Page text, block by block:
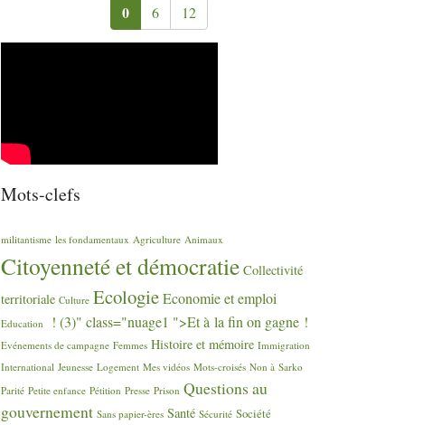
0 6 12
Mots-clefs
militantisme les fondamentaux Agriculture Animaux
Citoyenneté et démocratie Collectivité
territoriale Culture EcologieEconomie et emploi
Education ! (3)" class="nuage1 ">Et à la fin on gagne !
Evénements de campagne Femmes Histoire et mémoire Immigration
International Jeunesse Logement Mes vidéos Mots-croisés Non à Sarko
Parité Petite enfance Pétition Presse Prison Questions au
gouvernement Sans papier-ères Santé Sécurité Société